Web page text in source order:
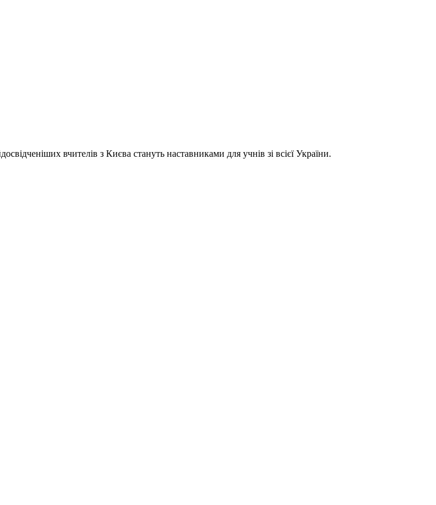
вчителів з Києва стануть наставниками для учнів зі всієї України.